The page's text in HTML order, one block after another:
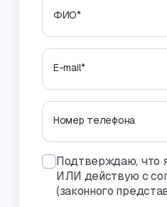
ФИО*
E-mail*
Номер телефона
Подтверждаю, что
ИЛИ действую с
(законного